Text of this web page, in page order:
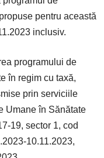
pentru această
inclusiv.
programului de
în regim cu taxă,
prin serviciile
Umane în Sănătate
19, sector 1, cod
10.11.2023,